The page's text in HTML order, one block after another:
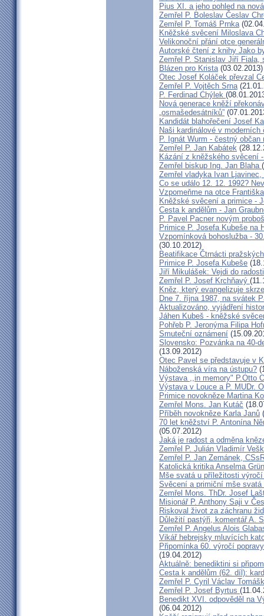
Pius XI. a jeho pohled na
Zemřel P. Boleslav Česlav
Zemřel P. Tomáš Prnka
Kněžské svěcení Miloslava
Velikonoční přání otce
Autorské čtení z knihy Jako
Zemřel P. Stanislav Jiří Fiala,
Blázen pro Krista(03.02.2013)
Otec Josef Koláček převzal
Zemřel P. Vojtěch Srna
P. Ferdinad Chýlek
Nová generace kněží
„osmašedesátníků”
Kandidát blahořečení Josef
Naši kardinálové v
P. Ignát Wurm - čestný
Zemřel P. Jan Kabátek
Kázání z kněžského svěcení
Zemřel biskup Ing. Jan Blaha
Zemřel vladyka Ivan
Co se událo 12. 12. 1992?
Vzpomeňme na otce
Kněžské svěcení a primice -
Cesta k andělům - Jan
P. Pavel Pacner novým
Primice P. Josefa Kubeše na
Vzpomínková bohoslužba -
(30.10.2012)
Beatifikace Čtrnácti
Primice P. Josefa Kubeše
Jiří Mikulášek: Vejdi do
Zemřel P. Josef Krchňavý
Kněz, který evangelizuje
Dne 7. října 1987, na svátek
Aktualizováno, vyjádření
Jáhen Kubeš - kněžské
Pohřeb P. Jeronýma Filipa
Smuteční oznámení
Slovensko: Pozvánka na 40-
(13.09.2012)
Otec Pavel se představuje v
Náboženská víra na ústupu?
Výstava ,,in memory" P.Otto
Výstava v Louce a P. MUDr.
Primice novokněze Martina
Zemřel Mons. Jan Kutáč
Příběh novokněze Karla Janů
70 let kněžství P. Antonína
(05.07.2012)
Jaká je radost a odměna
Zemřel P. Julián Vladimír
Zemřel P. Jan Zemánek,
Katolická kritika Anselma
Mše svatá u příležitosti
Svěcení a primiční mše
Zemřel Mons. ThDr. Josef
Misionář P. Anthony Saji v
Riskoval život za záchranu
Důležití pastýři, komentář A.
Zemřel P. Angelus Alois
Vikář hebrejsky mluvících
Připomínka 60. výročí
(19.04.2012)
Aktuálně: benediktini si
Cesta k andělům (62. díl):
Zemřel P. Cyril Václav
Zemřel P. Josef Byrtus
Benedikt XVI. odpověděl na
(06.04.2012)